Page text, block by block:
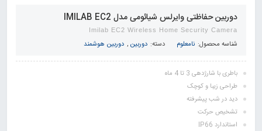
دوربین حفاظتی وایرلس شیائومی مدل IMILAB EC2
Imilab EC2 Wireless Home Security Camera
شناسه محصول: نامعلوم دسته: دوربین , دوربین هوشمند
باطری با شارژدهی 3 تا 4 ماه
طراحی زیبا و کوچک
دید در شب پیشرفته
تشخیص حرکت
استاندارد IP66